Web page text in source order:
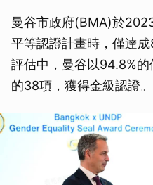
曼谷市政府(BMA)於
平等認證計畫時，僅達
評估中，曼谷以94.8%
的38項，獲得金級認證。